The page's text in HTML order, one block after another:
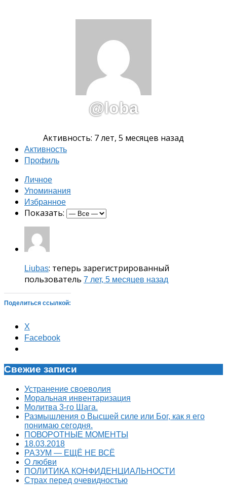
@loba
Активность: 7 лет, 5 месяцев назад
Активность
Профиль
Личное
Упоминания
Избранное
Показать:
Liubas: теперь зарегистрированный
пользователь 7 лет, 5 месяцев назад
Поделиться ссылкой:
X
Facebook
Свежие записи
Устранение своеволия
Моральная инвентаризация
Молитва 3-го Шага.
Размышления о Высшей силе или Бог, как я его
понимаю сегодня.
ПОВОРОТНЫЕ МОМЕНТЫ
18.03.2018
РАЗУМ — ЕЩЁ НЕ ВСЁ
О любви
ПОЛИТИКА КОНФИДЕНЦИАЛЬНОСТИ
Страх перед очевидностью